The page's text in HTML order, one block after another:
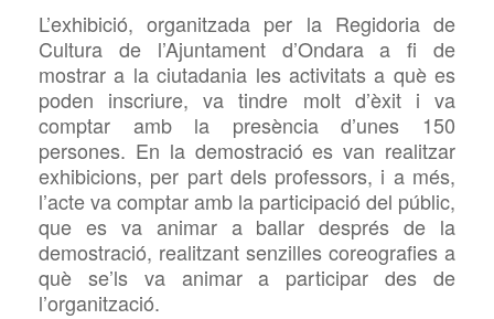
L’exhibició, organitzada per la Regidoria de
Cultura de l’Ajuntament d’Ondara a fi de
mostrar a la ciutadania les activitats a què es
poden inscriure, va tindre molt d’èxit i va
comptar amb la presència d’unes 150
persones. En la demostració es van realitzar
exhibicions, per part dels professors, i a més,
l’acte va comptar amb la participació del públic,
que es va animar a ballar després de la
demostració, realitzant senzilles coreografies a
què se’ls va animar a participar des de
l’organització.